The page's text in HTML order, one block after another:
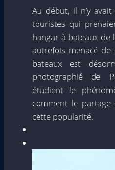
Au début, il n’y
touristes qui
hangar à bateaux de
autrefois menacé
bateaux est
photographié de
étudient le
comment le
cette popularité.